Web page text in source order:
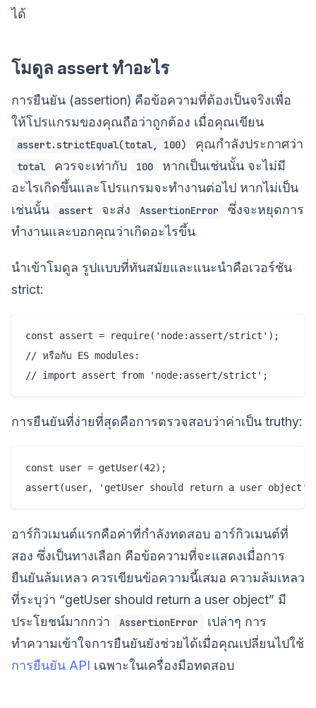
ได้
โมดูล assert ทำอะไร
การยืนยัน (assertion) คือข้อความที่ต้องเป็นจริงเพื่อ
ให้โปรแกรมของคุณถือว่าถูกต้อง เมื่อคุณเขียน
assert.strictEqual(total, 100) คุณกำลังประกาศว่า
total ควรจะเท่ากับ 100
หากเป็นเช่นนั้น จะไม่มี
อะไรเกิดขึ้นและโปรแกรมจะทำงานต่อไป หากไม่เป็น
เช่นนั้น
assert จะส่ง AssertionError
ซึ่งจะหยุดการ
ทำงานและบอกคุณว่าเกิดอะไรขึ้น
นำเข้าโมดูล รูปแบบที่ทันสมัยและแนะนำคือเวอร์ชัน
strict:
const assert = require('node:assert/strict');
// หรือกับ ES modules:
การยืนยันที่ง่ายที่สุดคือการตรวจสอบว่าค่าเป็น truthy:
const user = getUser(42);
อาร์กิวเมนต์แรกคือค่าที่กำลังทดสอบ อาร์กิวเมนต์ที่
สอง ซึ่งเป็นทางเลือก คือข้อความที่จะแสดงเมื่อการ
ยืนยันล้มเหลว ควรเขียนข้อความนี้เสมอ ความล้มเหลว
ที่ระบุว่า “getUser should return a user object” มี
ประโยชน์มากกว่า
AssertionError
เปล่าๆ การ
ทำความเข้าใจการยืนยันยังช่วยได้เมื่อคุณเปลี่ยนไปใช้
การยืนยัน API เฉพาะในเครื่องมือทดสอบ